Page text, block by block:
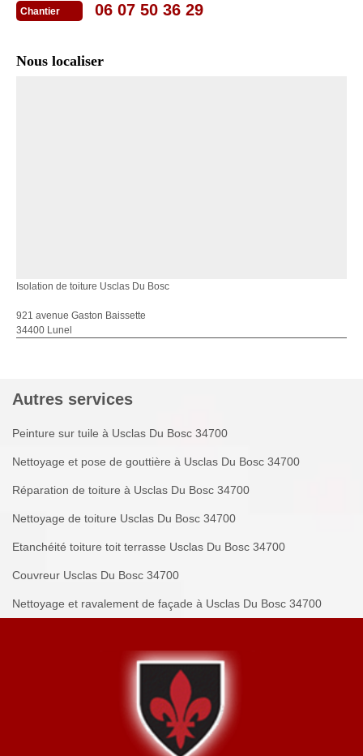
Chantier 06 07 50 36 29
Nous localiser
Isolation de toiture Usclas Du Bosc
921 avenue Gaston Baissette
34400 Lunel
Autres services
Peinture sur tuile à Usclas Du Bosc 34700
Nettoyage et pose de gouttière à Usclas Du Bosc 34700
Réparation de toiture à Usclas Du Bosc 34700
Nettoyage de toiture Usclas Du Bosc 34700
Etanchéité toiture toit terrasse Usclas Du Bosc 34700
Couvreur Usclas Du Bosc 34700
Nettoyage et ravalement de façade à Usclas Du Bosc 34700